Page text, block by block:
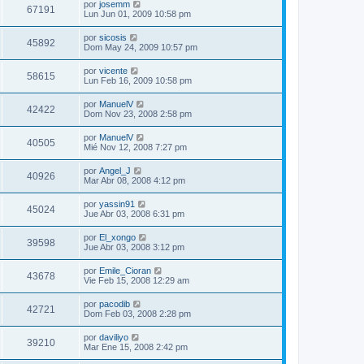
67191 por josemm
Lun Jun 01, 2009 10:58 pm
45892 por sicosis
Dom May 24, 2009 10:57 pm
58615 por vicente
Lun Feb 16, 2009 10:58 pm
42422 por ManuelV
Dom Nov 23, 2008 2:58 pm
40505 por ManuelV
Mié Nov 12, 2008 7:27 pm
40926 por Angel_J
Mar Abr 08, 2008 4:12 pm
45024 por yassin91
Jue Abr 03, 2008 6:31 pm
39598 por El_xongo
Jue Abr 03, 2008 3:12 pm
43678 por Emile_Cioran
Vie Feb 15, 2008 12:29 am
42721 por pacodib
Dom Feb 03, 2008 2:28 pm
39210 por daviliyo
Mar Ene 15, 2008 2:42 pm